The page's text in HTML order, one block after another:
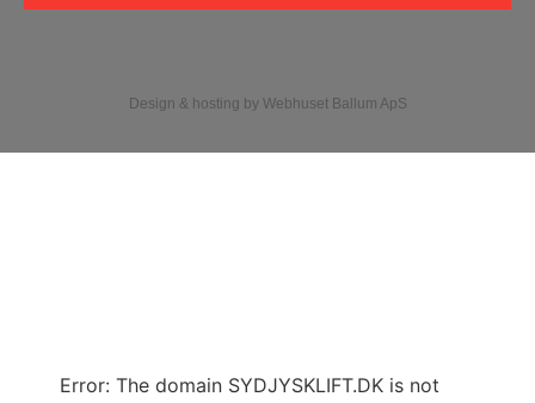
Design & hosting by Webhuset Ballum ApS
Error: The domain SYDJYSKLIFT.DK is not